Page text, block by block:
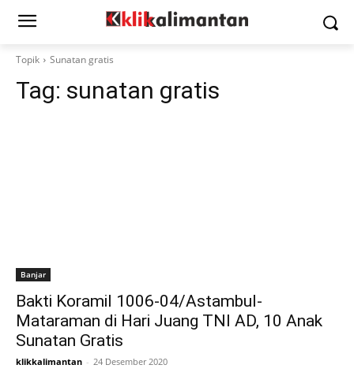
Topik Sunatan gratis
Tag: sunatan gratis
Banjar
Bakti Koramil 1006-04/Astambul-
Mataraman di Hari Juang TNI AD, 10 Anak
Sunatan Gratis
klikkalimantan - 24 Desember 2020